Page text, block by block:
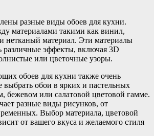
разные виды обоев для кухни.
материалами такими как винил,
нетканый материал. Эти материалы
различные эффекты, включая 3D
или цветочные узоры.
обоев для кухни также очень
обои в ярких и пастельных
бежевом или салатовой цветовой гамме.
разные виды рисунков, от
Выбор материала, цветовой
от вашего вкуса и желаемого стиля